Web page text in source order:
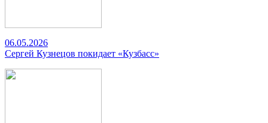
06.05.2026
Сергей Кузнецов покидает «Кузбасс»